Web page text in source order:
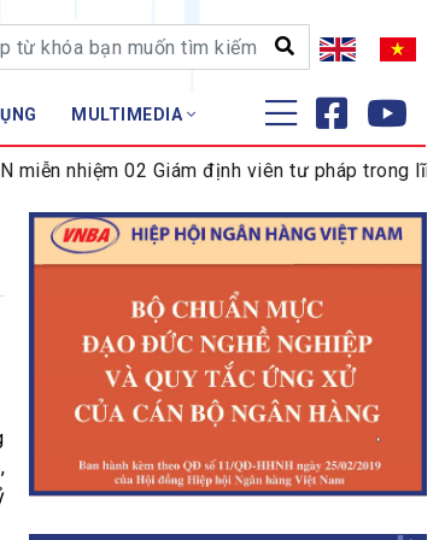
MULTIMEDIA
Tập huấn
nhiệm 02 Giám định viên tư pháp trong lĩnh